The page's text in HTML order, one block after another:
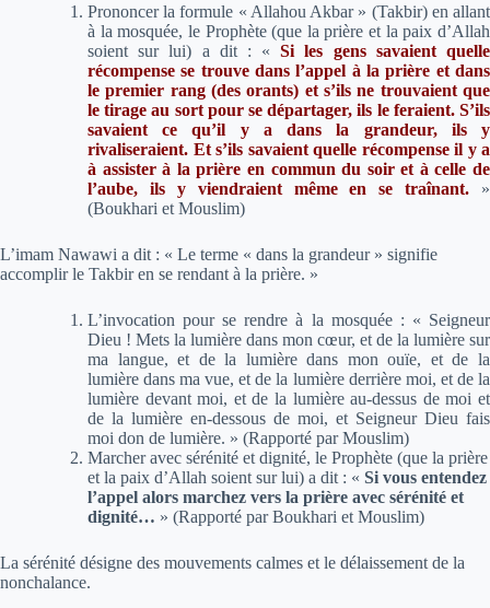
Prononcer la formule « Allahou Akbar » (Takbir) en allant
à la mosquée, le Prophète (que la prière et la paix d’Allah
soient sur lui) a dit : « Si les gens savaient quelle
récompense se trouve dans l’appel à la prière et dans
le premier rang (des orants) et s’ils ne trouvaient que
le tirage au sort pour se départager, ils le feraient. S’ils
savaient ce qu’il y a dans la grandeur, ils y
rivaliseraient. Et s’ils savaient quelle récompense il y a
à assister à la prière en commun du soir et à celle de
l’aube, ils y viendraient même en se traînant.
»
(Boukhari et Mouslim)
L’imam Nawawi a dit : « Le terme « dans la grandeur » signifie
accomplir le Takbir en se rendant à la prière. »
L’invocation pour se rendre à la mosquée : « Seigneur
Dieu ! Mets la lumière dans mon cœur, et de la lumière sur
ma langue, et de la lumière dans mon ouïe, et de la
lumière dans ma vue, et de la lumière derrière moi, et de la
lumière devant moi, et de la lumière au-dessus de moi et
de la lumière en-dessous de moi, et Seigneur Dieu fais
moi don de lumière. » (Rapporté par Mouslim)
Marcher avec sérénité et dignité, le Prophète (que la prière
et la paix d’Allah soient sur lui) a dit : « Si vous entendez
l’appel alors marchez vers la prière avec sérénité et
dignité… » (Rapporté par Boukhari et Mouslim)
La sérénité désigne des mouvements calmes et le délaissement de la
nonchalance.